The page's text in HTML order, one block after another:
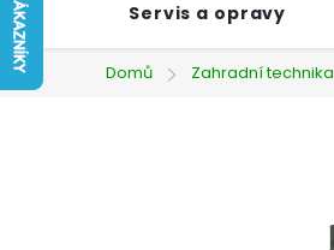
Servis a opravy
Domů Zahradní technika